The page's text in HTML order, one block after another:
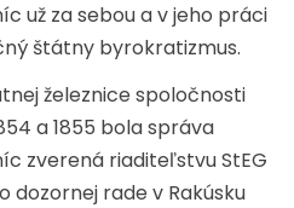
už za sebou a v jeho práci
štátny byrokratizmus.
železnice spoločnosti
a 1855 bola správa
zverená riaditeľstvu StEG
dozornej rade v Rakúsku